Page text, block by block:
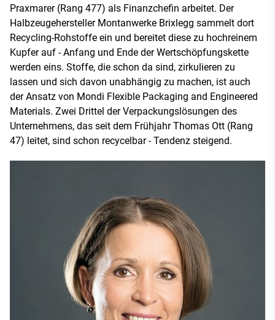
Praxmarer (Rang 477) als Finanzchefin arbeitet. Der
Halbzeugehersteller Montanwerke Brixlegg sammelt dort
Recycling-Rohstoffe ein und bereitet diese zu hochreinem
Kupfer auf - Anfang und Ende der Wertschöpfungskette
werden eins. Stoffe, die schon da sind, zirkulieren zu
lassen und sich davon unabhängig zu machen, ist auch
der Ansatz von Mondi Flexible Packaging and Engineered
Materials. Zwei Drittel der Verpackungslösungen des
Unternehmens, das seit dem Frühjahr Thomas Ott (Rang
47) leitet, sind schon recycelbar - Tendenz steigend.